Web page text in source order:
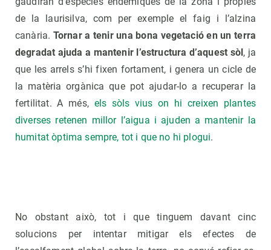
de la laurisilva, com per exemple el faig i l’alzina
canària. Tornar a tenir una bona vegetació en un terra
degradat ajuda a mantenir l’estructura d’aquest sòl, ja
que les arrels s’hi fixen fortament, i genera un cicle de
la matèria orgànica que pot ajudar-lo a recuperar la
fertilitat. A més, els sòls vius on hi creixen plantes
diverses retenen millor l’aigua i ajuden a mantenir la
humitat òptima sempre, tot i que no hi plogui.
No obstant això, tot i que tinguem davant cinc
solucions per intentar mitigar els efectes de